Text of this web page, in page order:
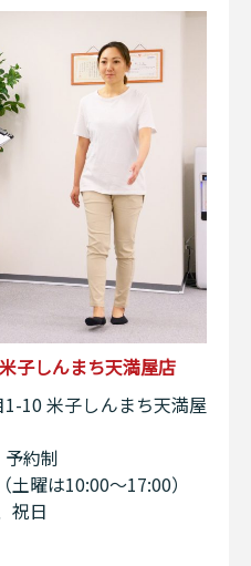
子しんまち天満屋店
10 米子しんまち天満屋
約制
曜は10:00〜17:00）
祝日